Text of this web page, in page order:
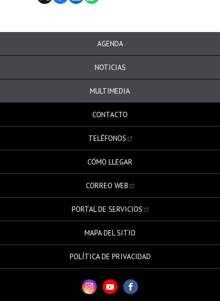
AGENDA
NOTICIAS
MULTIMEDIA
CONTACTO
TELÉFONOS
CÓMO LLEGAR
CORREO WEB
PORTAL DE SERVICIOS
MAPA DEL SITIO
POLÍTICA DE PRIVACIDAD